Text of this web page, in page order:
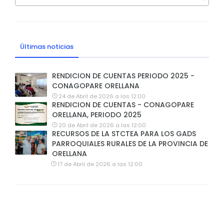
Últimas noticias
RENDICION DE CUENTAS PERIODO 2025 -
CONAGOPARE ORELLANA
24 de Abril de 2026 a las 12:00
RENDICION DE CUENTAS - CONAGOPARE
ORELLANA, PERIODO 2025
20 de Abril de 2026 a las 12:00
RECURSOS DE LA STCTEA PARA LOS GADS
PARROQUIALES RURALES DE LA PROVINCIA DE
ORELLANA
17 de Abril de 2026 a las 12:00